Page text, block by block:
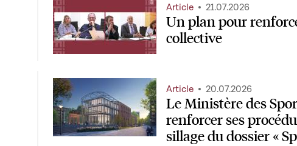
Un plan pour
collective
Article 21.07.2026
Le Ministère des
renforcer ses
sillage du dossier «
Article 20.07.2026